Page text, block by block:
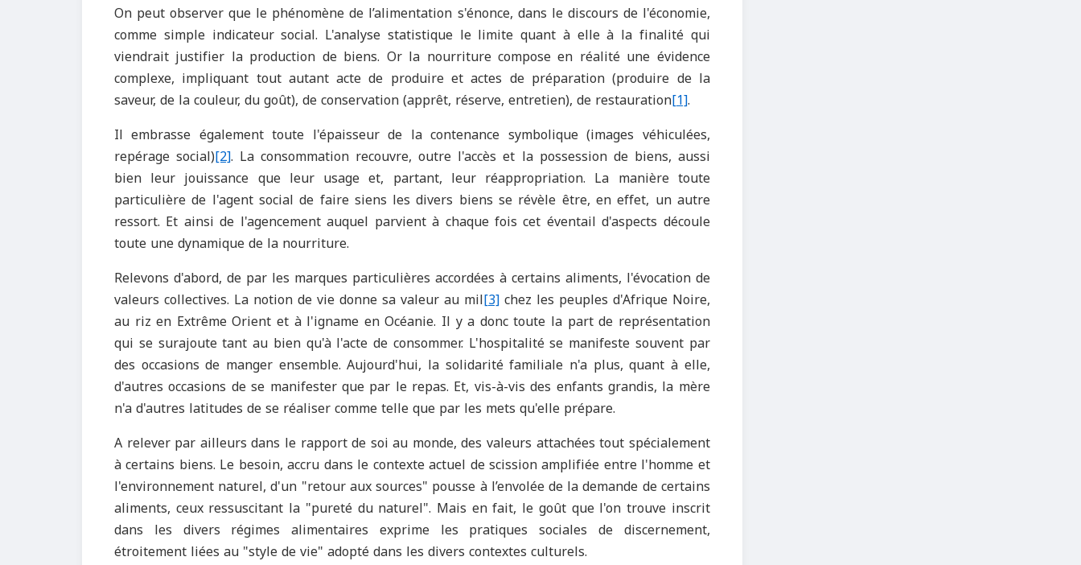
On peut observer que le phénomène de l’alimentation s'énonce, dans le discours de l'économie,
comme simple indicateur social. L'analyse statistique le limite quant à elle à la finalité qui
viendrait justifier la production de biens. Or la nourriture compose en réalité une évidence
complexe, impliquant tout autant acte de produire et actes de préparation (produire de la
saveur, de la couleur, du goût), de conservation (apprêt, réserve, entretien), de restauration[1].
Il embrasse également toute l'épaisseur de la contenance symbolique (images véhiculées,
repérage social)[2]. La consommation recouvre, outre l'accès et la possession de biens, aussi
bien leur jouissance que leur usage et, partant, leur réappropriation. La manière toute
particulière de l'agent social de faire siens les divers biens se révèle être, en effet, un autre
ressort. Et ainsi de l'agencement auquel parvient à chaque fois cet éventail d'aspects découle
toute une dynamique de la nourriture.
Relevons d'abord, de par les marques particulières accordées à certains aliments, l'évocation de
valeurs collectives. La notion de vie donne sa valeur au mil[3]chez les peuples d'Afrique Noire,
au riz en Extrême Orient et à l'igname en Océanie. Il y a donc toute la part de représentation
qui se surajoute tant au bien qu'à l'acte de consommer. L'hospitalité se manifeste souvent par
des occasions de manger ensemble. Aujourd'hui, la solidarité familiale n'a plus, quant à elle,
d'autres occasions de se manifester que par le repas. Et, vis-à-vis des enfants grandis, la mère
n'a d'autres latitudes de se réaliser comme telle que par les mets qu'elle prépare.
A relever par ailleurs dans le rapport de soi au monde, des valeurs attachées tout spécialement
à certains biens. Le besoin, accru dans le contexte actuel de scission amplifiée entre l'homme et
l'environnement naturel, d'un "retour aux sources" pousse à l’envolée de la demande de certains
aliments, ceux ressuscitant la "pureté du naturel". Mais en fait, le goût que l'on trouve inscrit
dans les divers régimes alimentaires exprime les pratiques sociales de discernement,
étroitement liées au "style de vie" adopté dans les divers contextes culturels.